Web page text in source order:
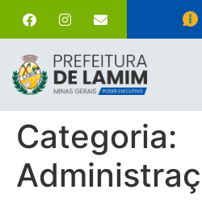
Categoria: